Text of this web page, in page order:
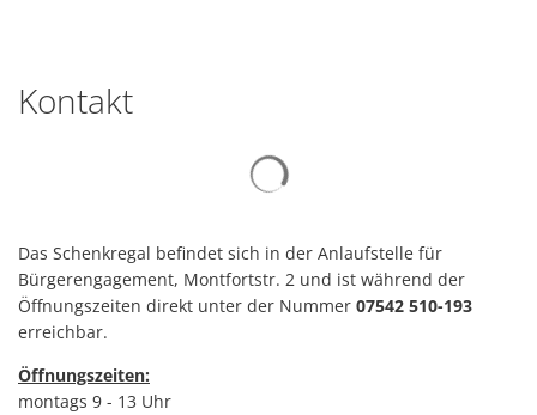
Kontakt
Das Schenkregal befindet sich in der Anlaufstelle für
Bürgerengagement, Montfortstr. 2 und ist während der
Öffnungszeiten direkt unter der Nummer 07542 510-193
erreichbar.
Öffnungszeiten:
montags 9 - 13 Uhr